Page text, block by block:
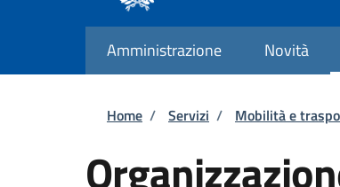
Amministrazione Novità
Briciole di pane
Home / Servizi / Mobilità e